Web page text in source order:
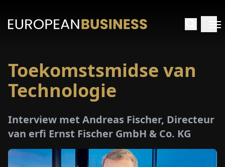
Toekomstsmidse van
Technologie
Interview met Andreas Fischer, Directeur
van erfi Ernst Fischer GmbH & Co. KG